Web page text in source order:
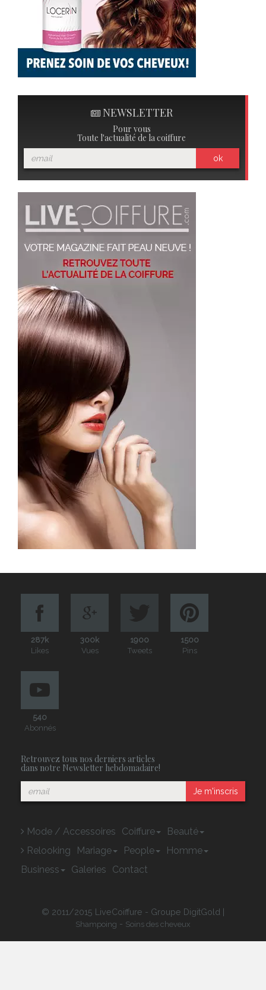
NEWSLETTER
Pour vous
Toute l'actualité de la coiffure
ok
287k
Likes
300k
Vues
1900
Tweets
1500
Pins
540
Abonnés
Retrouvez tous nos derniers articles
dans notre Newsletter hebdomadaire!
Je m'inscris
Mode / Accessoires Coiffure
Beauté
Relooking
Mariage People
Homme
Business
Galeries Contact
© 2011/2015 LiveCoiffure - Groupe DigitGold |
Shampoing - Soins des cheveux